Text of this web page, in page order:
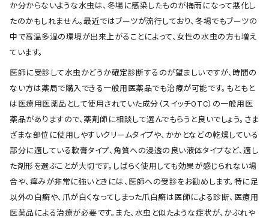
か分からないような水虫は、冬場に感染したものが梅雨になって悪化し
たのかもしれません。最近ではブーツが流行しており、冬場でもブーツの
中で高温多湿の環境が出来上がることによって、女性の水虫の方も増え
ています。
医師に受診して水虫かどうか確定診断するのが望ましいですが、時間の
ない方は薬局で購入できる一般用医薬品でも治療が可能です。もともと
は医療用医薬品として使用されていた成分（スイッチOTC）の一般用医
薬品がありますので、薬剤師に相談して選んでもらうと良いでしょう。さま
ざまな部位に使用しやすいクリームタイプや、かかとなどの乾燥している
部分に適している軟膏タイプ、角質への浸透の良い液体タイプなど、適し
た剤形を選ぶことが大切です。しばらく使用しても効果が感じられない場
合や、痒みが非常に強いときには、医師への受診をお勧めします。特に足
以外の白癬や、爪が白くなってしまった爪白癬は医師による診断、医療用
医薬品による治療が必要です。また、水虫と似たような症状が、かぶれや